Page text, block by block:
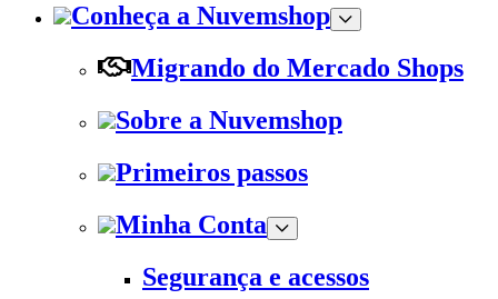
Conheça a Nuvemshop
Migrando do Mercado Shops
Sobre a Nuvemshop
Primeiros passos
Minha Conta
Segurança e acessos